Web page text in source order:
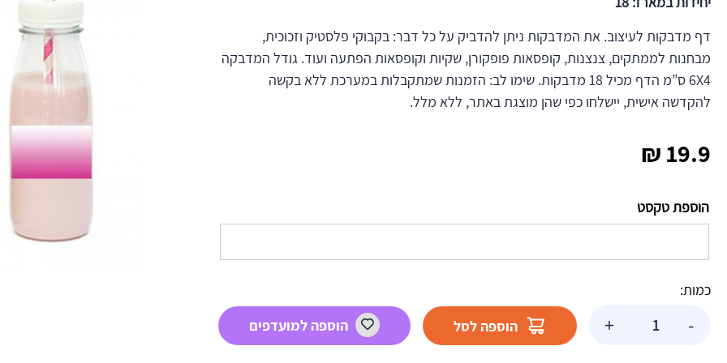
דף מדבקות לעיצוב. את המדבקות ניתן להדביק על כל דבר: בקבוקי פלסטיק וזכוכית,
מבחנות לממתקים, צנצנות, קופסאות פופקורן, שקיות וקופסאות הפתעה ועוד. גודל המדבקה
6X4 ס”מ הדף מכיל 18 מדבקות. שימו לב: הזמנות שמתקבלות במערכת ללא בקשה
להקדשה אישית, יישלחו כפי שהן מוצגת באתר, ללא מלל.
19.9
₪
הוספת טקסט
כמות:
-
של
+ הוספה לסל הוספה למועדפים